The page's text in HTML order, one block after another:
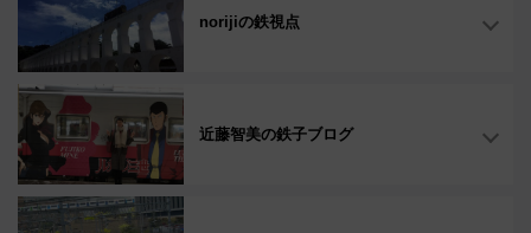
norijiの鉄視点
近藤智美の鉄子ブログ